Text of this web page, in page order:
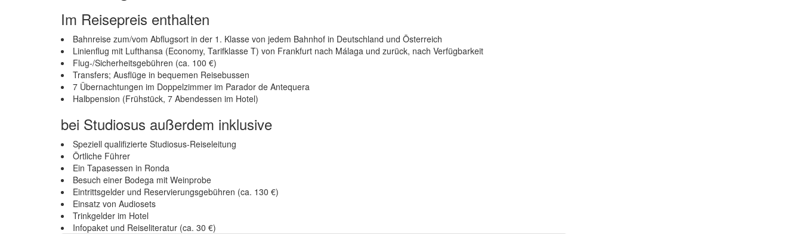
Im Reisepreis enthalten
Bahnreise zum/vom Abflugsort in der 1. Klasse von jedem Bahnhof in Deutschland und Österreich
Linienflug mit Lufthansa (Economy, Tarifklasse T) von Frankfurt nach Málaga und zurück, nach Verfügbarkeit
Flug-/Sicherheitsgebühren (ca. 100 €)
Transfers; Ausflüge in bequemen Reisebussen
7 Übernachtungen im Doppelzimmer im Parador de Antequera
Halbpension (Frühstück, 7 Abendessen im Hotel)
bei Studiosus außerdem inklusive
Speziell qualifizierte Studiosus-Reiseleitung
Örtliche Führer
Ein Tapasessen in Ronda
Besuch einer Bodega mit Weinprobe
Eintrittsgelder und Reservierungsgebühren (ca. 130 €)
Einsatz von Audiosets
Trinkgelder im Hotel
Infopaket und Reiseliteratur (ca. 30 €)